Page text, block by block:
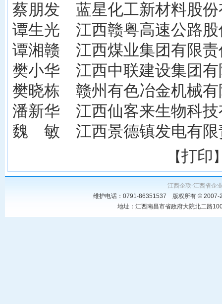
蔡朋发 蓝星化工新材料股份
谭生光 江西赣粤高速公路股
谭湘赣 江西煤业集团有限责
樊小华 江西中联建设集团有
樊晓栋 赣州有色冶金机械有
潘新华 江西仙客来生物科技
魏 敏 江西景德镇发电有限
【打印
江西企联-江西省企
维护电话：0791-86351537 版权所有 ©
地址：江西南昌市省政府大院北二路